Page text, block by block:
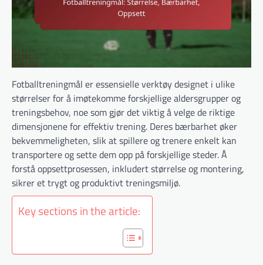
Fotballtreningmål er essensielle verktøy designet i ulike
størrelser for å imøtekomme forskjellige aldersgrupper og
treningsbehov, noe som gjør det viktig å velge de riktige
dimensjonene for effektiv trening. Deres bærbarhet øker
bekvemmeligheten, slik at spillere og trenere enkelt kan
transportere og sette dem opp på forskjellige steder. Å
forstå oppsettprosessen, inkludert størrelse og montering,
sikrer et trygt og produktivt treningsmiljø.
Key sections in the article: